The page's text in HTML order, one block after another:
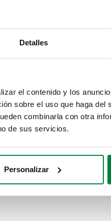
Detalles
el contenido y los
sobre el uso que haga del
combinarla con otra
de sus servicios.
Personalizar